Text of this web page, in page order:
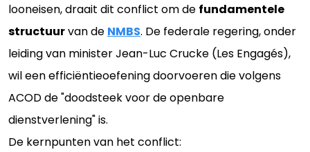
looneisen, draait dit conflict om de fundamentele
structuurvan de NMBS. De federale regering, onder
leiding van minister Jean-Luc Crucke (Les Engagés),
wil een efficiëntieoefening doorvoeren die volgens
ACOD de "doodsteek voor de openbare
dienstverlening" is.
De kernpunten van het conflict: